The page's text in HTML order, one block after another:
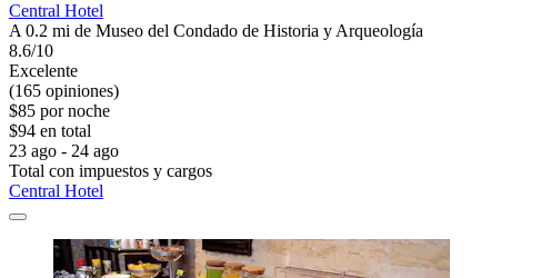
Central Hotel
A 0.2 mi de Museo del Condado de Historia y Arqueología
8.6/10
Excelente
(165 opiniones)
$85 por noche
$94 en total
23 ago - 24 ago
Total con impuestos y cargos
Central Hotel